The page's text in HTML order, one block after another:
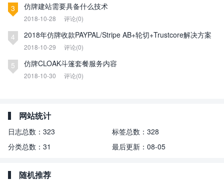
3 仿牌建站需要具备什么技术
2018-10-28 评论(0)
4 2018年仿牌收款PAYPAL/Stripe AB+轮切+Trustcore解决方案
2018-10-29 评论(0)
5 仿牌CLOAK斗篷套餐服务内容
2018-10-30 评论(0)
网站统计
日志总数： 323 标签总数： 328
分类总数： 31 最后更新： 08-05
随机推荐